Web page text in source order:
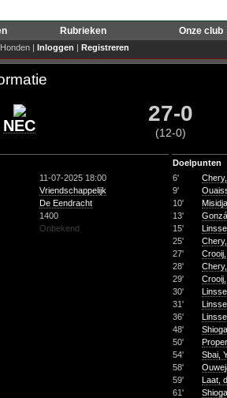
Rubrieken Onze club
| Inloggen | Registreren
NEC 27-0
(12-0)
11-07-2025 18:00
Vriendschappelijk
De Eendracht
1400
Onbekend
Doelpunten
6'
9'
10'
13'
15'
25'
27'
28'
29'
30'
31'
36'
48'
50'
54'
Sbai,
58'
59'
Laat,
61'